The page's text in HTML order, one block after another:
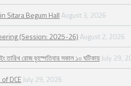
Sitara Begum HallAugust 3, 2026
(Session: 2025-26)August 2, 2026
তারিখ রোজ বৃহস্পতিবার সকাল ১০ ঘটিকায়July 29,
DCEJuly 29, 2026